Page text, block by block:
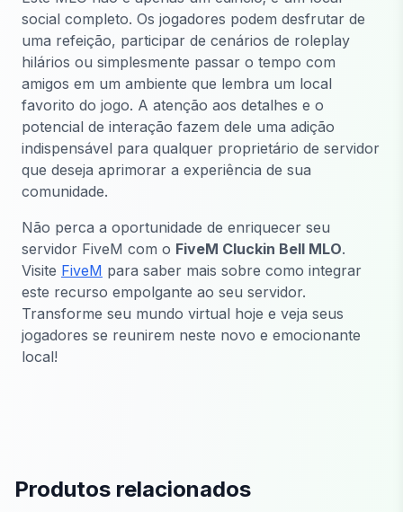
social completo. Os jogadores podem desfrutar de
uma refeição, participar de cenários de roleplay
hilários ou simplesmente passar o tempo com
amigos em um ambiente que lembra um local
favorito do jogo. A atenção aos detalhes e o
potencial de interação fazem dele uma adição
indispensável para qualquer proprietário de servidor
que deseja aprimorar a experiência de sua
comunidade.
Não perca a oportunidade de enriquecer seu
servidor FiveM com o FiveM Cluckin Bell MLO.
Visite FiveM para saber mais sobre como integrar
este recurso empolgante ao seu servidor.
Transforme seu mundo virtual hoje e veja seus
jogadores se reunirem neste novo e emocionante
local!
Produtos relacionados